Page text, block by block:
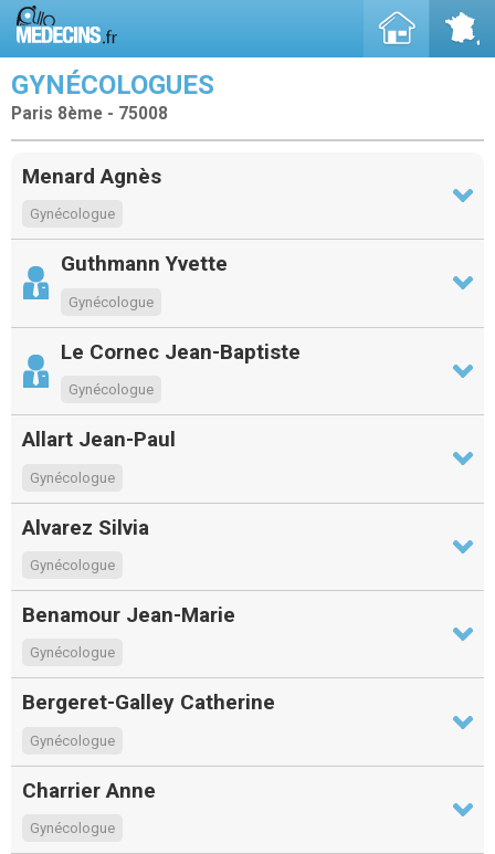
GYNÉCOLOGUES
Paris 8ème - 75008
Menard Agnès
Gynécologue
Guthmann Yvette
Gynécologue
Le Cornec Jean-Baptiste
Gynécologue
Allart Jean-Paul
Gynécologue
Alvarez Silvia
Gynécologue
Benamour Jean-Marie
Gynécologue
Bergeret-Galley Catherine
Gynécologue
Charrier Anne
Gynécologue